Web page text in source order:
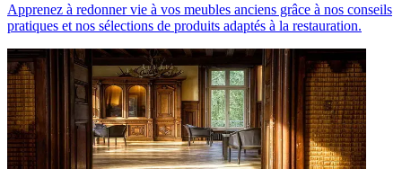
Apprenez à redonner vie à vos meubles anciens grâce à nos conseils
pratiques et nos sélections de produits adaptés à la restauration.